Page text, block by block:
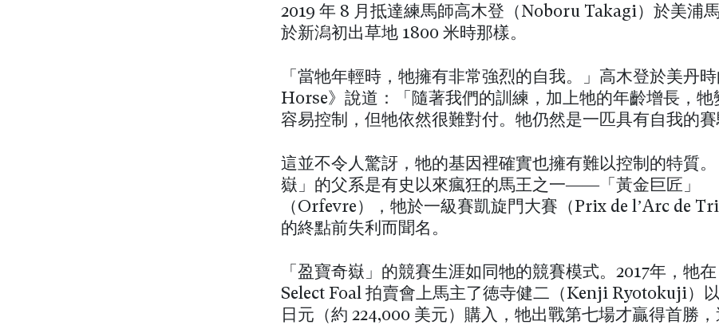
2019 年 8 月抵達練馬師高木登（Noboru Takagi）於美浦
於新潟初出草地 1800 米時那樣。
「當牠年輕時，牠擁有非常強烈的自我。」高木登於美丹
Horse》說道：「隨著我們的訓練，加上牠的年齡增長，牠
容易控制，但牠依然很難對付。牠仍然是一匹具有自我的賽
這並不令人驚訝，牠的基因裡確實也擁有難以控制的特質
嶽」的父系是有史以來瘋狂的馬王之一——「黃金巨匠」
（Orfevre），牠於一級賽凱旋門大賽（Prix de l’Arc de
的終點前失利而聞名。
「盈寶奇嶽」的競賽生涯如同牠的競賽模式。2017年，牠
Select Foal 拍賣會上馬主了徳寺健二（Kenji Ryotokuji）
日元（約 224,000 美元）購入，牠出戰第七場才贏得首勝